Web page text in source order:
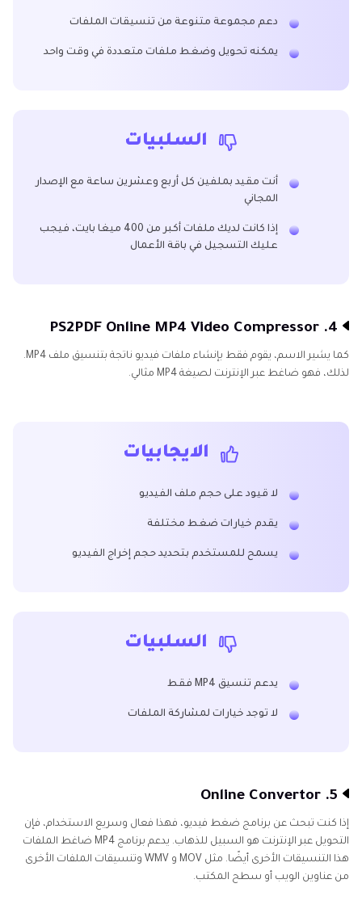
دعم مجموعة متنوعة من تنسيقات الملفات
يمكنه تحويل وضغط ملفات متعددة في وقت واحد
السلبيات
أنت مقيد بملفين كل أربع وعشرين ساعة مع الإصدار
المجاني
إذا كانت لديك ملفات أكبر من 400 ميغا بايت، فيجب
عليك التسجيل في باقة الأعمال
4. PS2PDF Online MP4 Video Compressor
كما يشير الاسم، يقوم فقط بإنشاء ملفات فيديو ناتجة بتنسيق ملف MP4.
لذلك، فهو ضاغط عبر الإنترنت لصيغة MP4 مثالي.
الايجابيات
لا قيود على حجم ملف الفيديو
يقدم خيارات ضغط مختلفة
يسمح للمستخدم بتحديد حجم إخراج الفيديو
السلبيات
يدعم تنسيق MP4 فقط
لا توجد خيارات لمشاركة الملفات
5. Online Convertor
إذا كنت تبحث عن برنامج ضغط فيديو، فهذا فعال وسريع الاستخدام، فإن
التحويل عبر الإنترنت هو السبيل للذهاب. يدعم برنامج MP4 ضاغط الملفات
هذا التنسيقات الأخرى أيضًا. مثل MOV و WMV وتنسيقات الملفات الأخرى
من عناوين الويب أو سطح المكتب.